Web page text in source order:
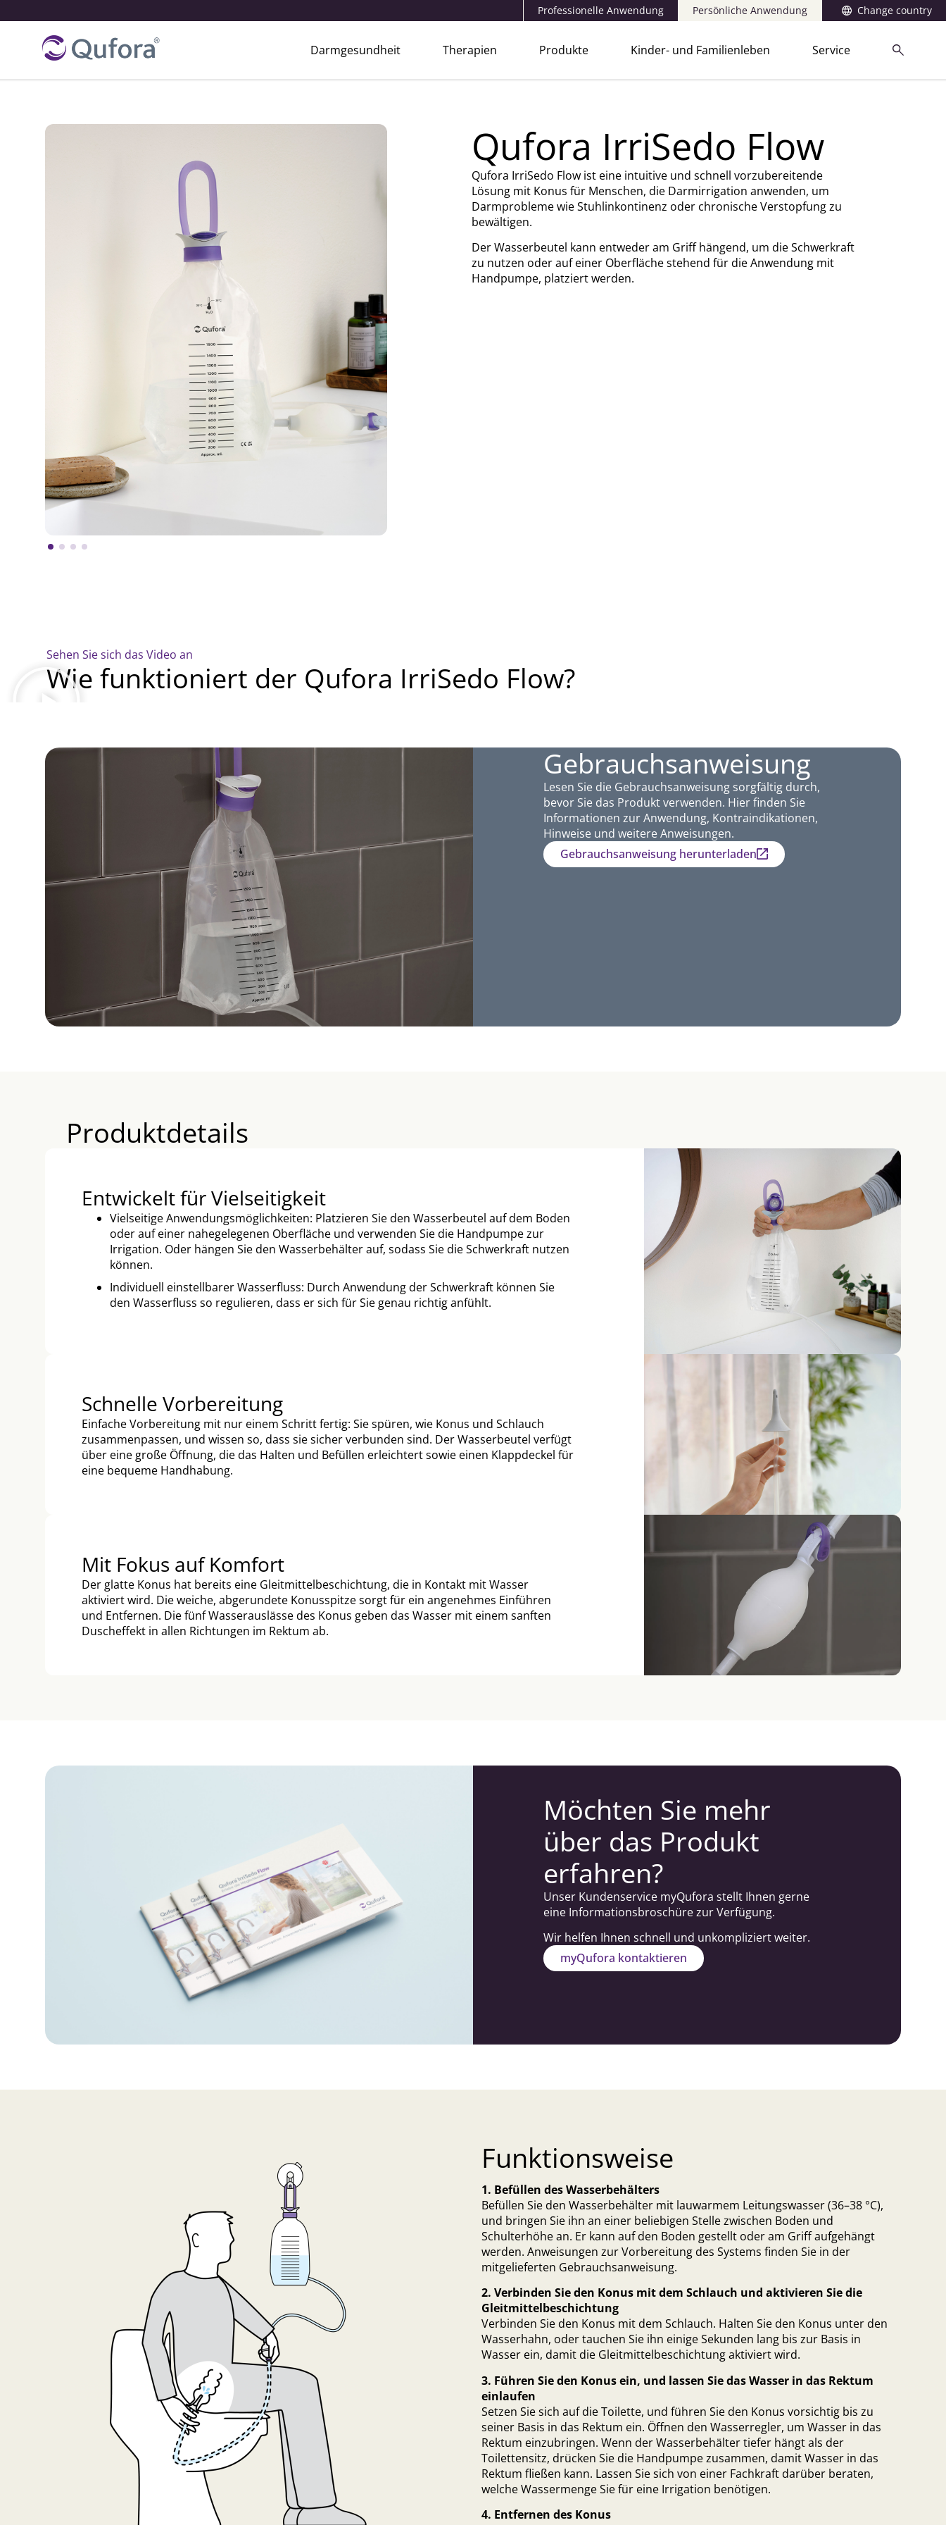
Professionelle Anwendung Persönliche Anwendung Change country
Darmgesundheit Therapien Produkte Kinder- und Familienleben Service
Qufora IrriSedo Flow
Qufora IrriSedo Flow ist eine intuitive und schnell vorzubereitende
Lösung mit Konus für Menschen, die Darmirrigation anwenden, um
Darmprobleme wie Stuhlinkontinenz oder chronische Verstopfung zu
bewältigen.
Der Wasserbeutel kann entweder am Griff hängend, um die Schwerkraft
zu nutzen oder auf einer Oberfläche stehend für die Anwendung mit
Handpumpe, platziert werden.
Sehen Sie sich das Video an
Wie funktioniert der Qufora IrriSedo Flow?
Gebrauchsanweisung
Lesen Sie die Gebrauchsanweisung sorgfältig durch,
bevor Sie das Produkt verwenden. Hier finden Sie
Informationen zur Anwendung, Kontraindikationen,
Hinweise und weitere Anweisungen.
Gebrauchsanweisung herunterladen
Produktdetails
Entwickelt für Vielseitigkeit
Vielseitige Anwendungsmöglichkeiten: Platzieren Sie den Wasserbeutel auf dem Boden
oder auf einer nahegelegenen Oberfläche und verwenden Sie die Handpumpe zur
Irrigation. Oder hängen Sie den Wasserbehälter auf, sodass Sie die Schwerkraft nutzen
können.
Individuell einstellbarer Wasserfluss: Durch Anwendung der Schwerkraft können Sie
den Wasserfluss so regulieren, dass er sich für Sie genau richtig anfühlt.
Schnelle Vorbereitung
Einfache Vorbereitung mit nur einem Schritt fertig: Sie spüren, wie Konus und Schlauch
zusammenpassen, und wissen so, dass sie sicher verbunden sind. Der Wasserbeutel verfügt
über eine große Öffnung, die das Halten und Befüllen erleichtert sowie einen Klappdeckel für
eine bequeme Handhabung.
Mit Fokus auf Komfort
Der glatte Konus hat bereits eine Gleitmittelbeschichtung, die in Kontakt mit Wasser
aktiviert wird. Die weiche, abgerundete Konusspitze sorgt für ein angenehmes Einführen
und Entfernen. Die fünf Wasserauslässe des Konus geben das Wasser mit einem sanften
Duscheffekt in allen Richtungen im Rektum ab.
Möchten Sie mehr
über das Produkt
erfahren?
Unser Kundenservice myQufora stellt Ihnen gerne
eine Informationsbroschüre zur Verfügung.
Wir helfen Ihnen schnell und unkompliziert weiter.
myQufora kontaktieren
Funktionsweise
1. Befüllen des Wasserbehälters
Befüllen Sie den Wasserbehälter mit lauwarmem Leitungswasser (36–38 °C),
und bringen Sie ihn an einer beliebigen Stelle zwischen Boden und
Schulterhöhe an. Er kann auf den Boden gestellt oder am Griff aufgehängt
werden. Anweisungen zur Vorbereitung des Systems finden Sie in der
mitgelieferten Gebrauchsanweisung.
2. Verbinden Sie den Konus mit dem Schlauch und aktivieren Sie die
Gleitmittelbeschichtung
Verbinden Sie den Konus mit dem Schlauch. Halten Sie den Konus unter den
Wasserhahn, oder tauchen Sie ihn einige Sekunden lang bis zur Basis in
Wasser ein, damit die Gleitmittelbeschichtung aktiviert wird.
3. Führen Sie den Konus ein, und lassen Sie das Wasser in das Rektum
einlaufen
Setzen Sie sich auf die Toilette, und führen Sie den Konus vorsichtig bis zu
seiner Basis in das Rektum ein. Öffnen den Wasserregler, um Wasser in das
Rektum einzubringen. Wenn der Wasserbehälter tiefer hängt als der
Toilettensitz, drücken Sie die Handpumpe zusammen, damit Wasser in das
Rektum fließen kann. Lassen Sie sich von einer Fachkraft darüber beraten,
welche Wassermenge Sie für eine Irrigation benötigen.
4. Entfernen des Konus